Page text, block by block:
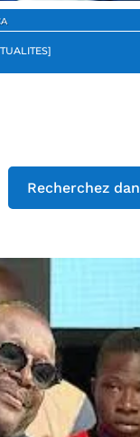
Recherchez